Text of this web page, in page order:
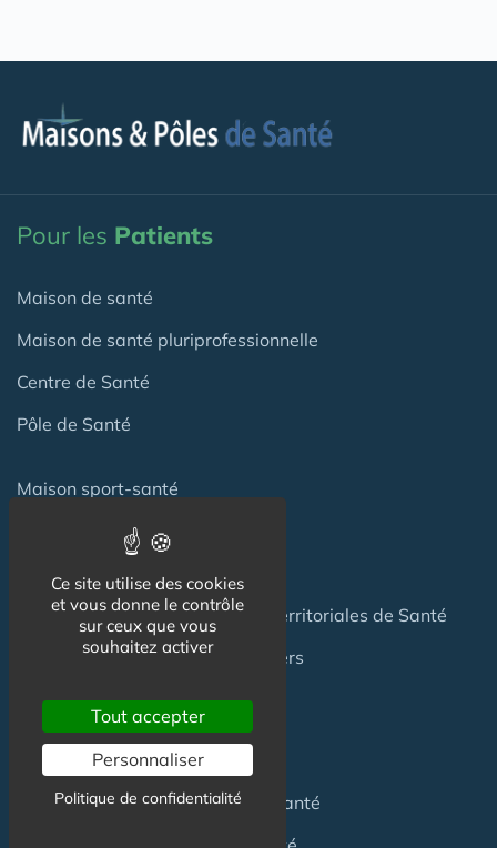
Pour les Patients
Maison de santé
Maison de santé pluriprofessionnelle
Centre de Santé
Pôle de Santé
Maison sport-santé
Maison de naissance
Centre de Soins et de Prévention
Communauté Professionnelles Territoriales de Santé
Hotel Patient & Hôtels Hospitaliers
Pour lesProfessionnels
Location locauxen Maison de Santé
Ce site utilise des cookies
et vous donne le contrôle
sur ceux que vous
souhaitez activer
Tout accepter
Personnaliser
Politique de confidentialité